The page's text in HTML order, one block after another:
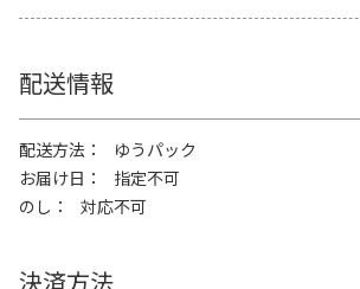
配送情報
配送方法
ゆうパック
お届け日
指定不可
のし
対応不可
決済方法